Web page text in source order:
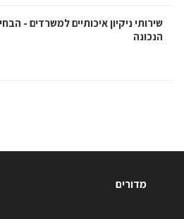
שירותי ניקיון איכותיים למשרדים -
הנכונה
מדורים